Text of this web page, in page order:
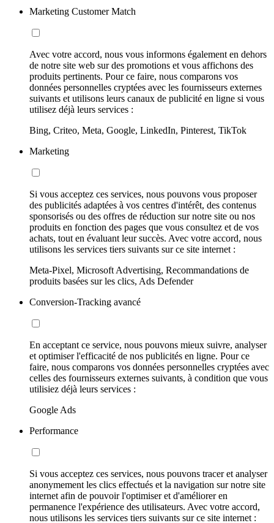
Marketing Customer Match
Avec votre accord, nous vous informons également en dehors
de notre site web sur des promotions et vous affichons des
produits pertinents. Pour ce faire, nous comparons vos
données personnelles cryptées avec les fournisseurs externes
suivants et utilisons leurs canaux de publicité en ligne si vous
utilisez déjà leurs services :
Bing, Criteo, Meta, Google, LinkedIn, Pinterest, TikTok
Marketing
Si vous acceptez ces services, nous pouvons vous proposer
des publicités adaptées à vos centres d'intérêt, des contenus
sponsorisés ou des offres de réduction sur notre site ou nos
produits en fonction des pages que vous consultez et de vos
achats, tout en évaluant leur succès. Avec votre accord, nous
utilisons les services tiers suivants sur ce site internet :
Meta-Pixel, Microsoft Advertising, Recommandations de
produits basées sur les clics, Ads Defender
Conversion-Tracking avancé
En acceptant ce service, nous pouvons mieux suivre, analyser
et optimiser l'efficacité de nos publicités en ligne. Pour ce
faire, nous comparons vos données personnelles cryptées avec
celles des fournisseurs externes suivants, à condition que vous
utilisiez déjà leurs services :
Google Ads
Performance
Si vous acceptez ces services, nous pouvons tracer et analyser
anonymement les clics effectués et la navigation sur notre site
internet afin de pouvoir l'optimiser et d'améliorer en
permanence l'expérience des utilisateurs. Avec votre accord,
nous utilisons les services tiers suivants sur ce site internet :